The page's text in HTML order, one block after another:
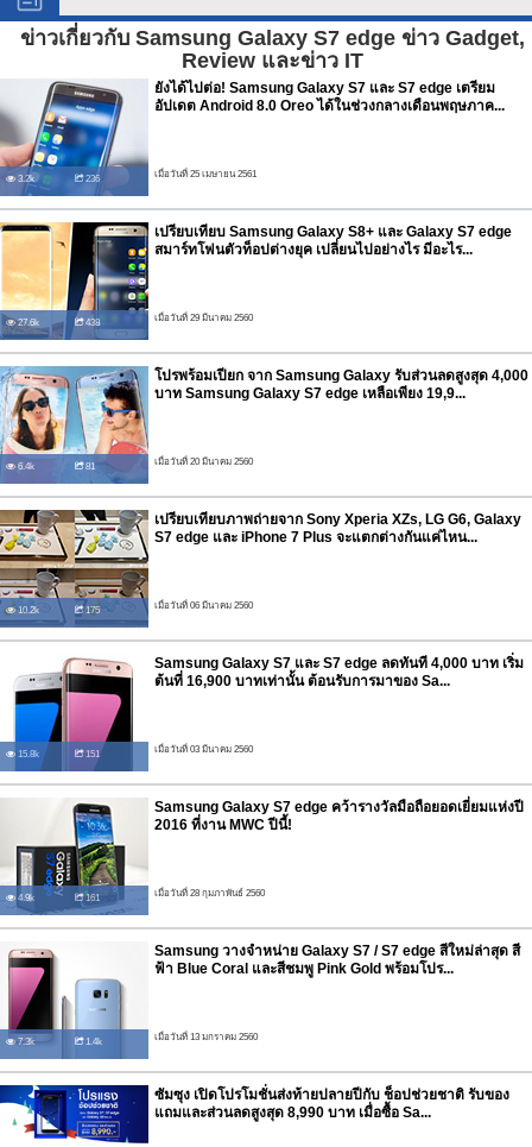
ข่าวเกี่ยวกับ Samsung Galaxy S7 edge ข่าว Gadget,
Review และข่าว IT
3.2k 236
ยังได้ไปต่อ! Samsung Galaxy S7 และ S7 edge เตรียม
อัปเดต Android 8.0 Oreo ได้ในช่วงกลางเดือนพฤษภาค...
เมื่อวันที่ 25 เมษายน 2561
27.6k 438
เปรียบเทียบ Samsung Galaxy S8+ และ Galaxy S7 edge
สมาร์ทโฟนตัวท็อปต่างยุค เปลี่ยนไปอย่างไร มีอะไร...
เมื่อวันที่ 29 มีนาคม 2560
6.4k 81
โปรพร้อมเปียก จาก Samsung Galaxy รับส่วนลดสูงสุด 4,000
บาท Samsung Galaxy S7 edge เหลือเพียง 19,9...
เมื่อวันที่ 20 มีนาคม 2560
10.2k 175
เปรียบเทียบภาพถ่ายจาก Sony Xperia XZs, LG G6, Galaxy
S7 edge และ iPhone 7 Plus จะแตกต่างกันแค่ไหน...
เมื่อวันที่ 06 มีนาคม 2560
15.8k 151
Samsung Galaxy S7 และ S7 edge ลดทันที 4,000 บาท เริ่ม
ต้นที่ 16,900 บาทเท่านั้น ต้อนรับการมาของ Sa...
เมื่อวันที่ 03 มีนาคม 2560
4.9k 161
Samsung Galaxy S7 edge คว้ารางวัลมือถือยอดเยี่ยมแห่งปี
2016 ที่งาน MWC ปีนี้!
เมื่อวันที่ 28 กุมภาพันธ์ 2560
7.3k 1.4k
Samsung วางจำหน่าย Galaxy S7 / S7 edge สีใหม่ล่าสุด สี
ฟ้า Blue Coral และสีชมพู Pink Gold พร้อมโปร...
เมื่อวันที่ 13 มกราคม 2560
ซัมซุง เปิดโปรโมชั่นส่งท้ายปลายปีกับ ช็อปช่วยชาติ รับของ
แถมและส่วนลดสูงสุด 8,990 บาท เมื่อซื้อ Sa...